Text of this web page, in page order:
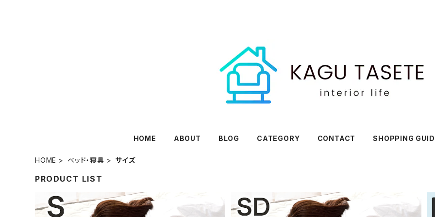
HOME ABOUT BLOG CATEGORY CONTACT SHOPPING
HOME ベッド・寝具 サイズ
PRODUCT LIST